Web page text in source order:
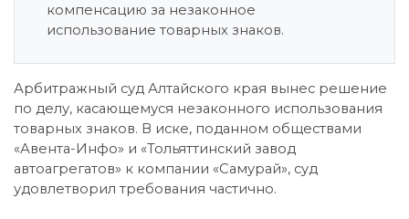
компенсацию за незаконное
использование товарных знаков.
Арбитражный суд Алтайского края вынес решение
по делу, касающемуся незаконного использования
товарных знаков. В иске, поданном обществами
«Авента-Инфо» и «Тольяттинский завод
автоагрегатов» к компании «Самурай», суд
удовлетворил требования частично.